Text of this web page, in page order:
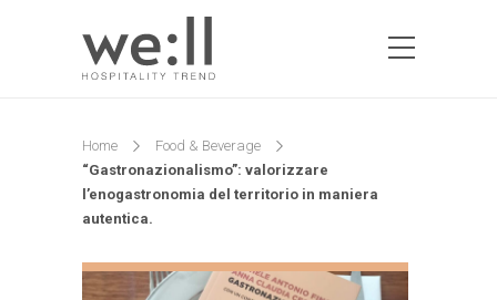
Home
Food & Beverage
“Gastronazionalismo”: valorizzare
l’enogastronomia del territorio in maniera
autentica.